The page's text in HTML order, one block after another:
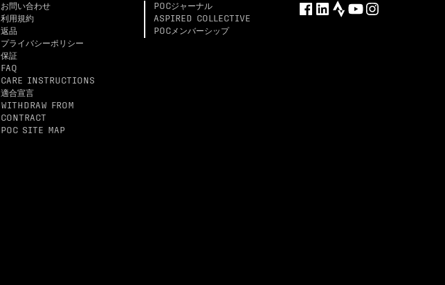
お問い合わせ
利用規約
返品
プライバシーポリシー
保証
FAQ
CARE INSTRUCTIONS
適合宣言
WITHDRAW FROM
CONTRACT
POC SITE MAP
POCジャーナル
ASPIRED COLLECTIVE
POCメンバーシップ